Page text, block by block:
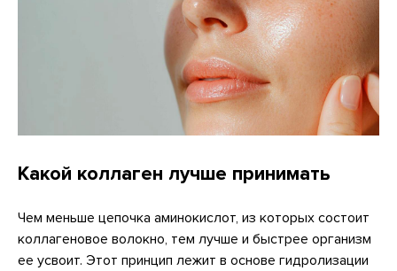
Какой коллаген лучше принимать
Чем меньше цепочка аминокислот, из которых состоит
коллагеновое волокно, тем лучше и быстрее организм
ее усвоит. Этот принцип лежит в основе гидролизации